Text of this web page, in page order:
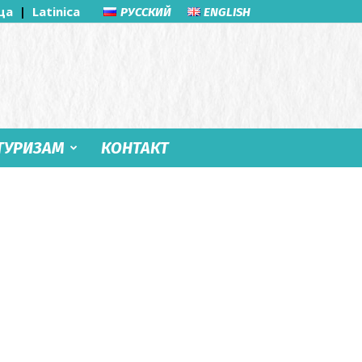
| Latinica РУССКИЙ ENGLISH
КОНТАКТ